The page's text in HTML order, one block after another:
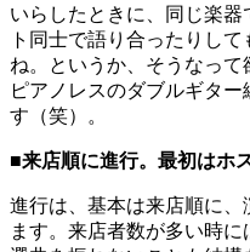
いらしたときに、同じ楽
ト同士で語り合ったりし
ね。というか、そうなっ
ピアノレスのダブルギタ
す（笑）。
■来店順に進行。最初はホ
進行は、基本は来店順に
ます。来店者数が多い時